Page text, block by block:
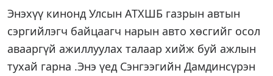
Энэхүү кинонд Улсын АТХШБ газрын автын
сэргийлэгч байцаагч нарын авто хөсгийг осол
авааргүй ажиллуулах талаар хийж буй ажлын
тухай гарна .Энэ үед Сэнгээгийн Дамдинсүрэн